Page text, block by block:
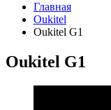
Главная
Oukitel
Oukitel G1
Oukitel G1